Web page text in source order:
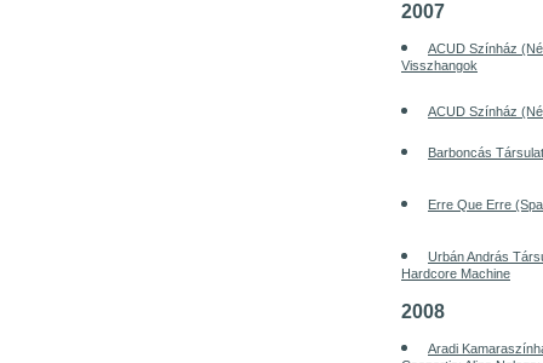
2007
ACUD Színház
Visszhangok
ACUD Színház
Barboncás
Erre Que Erre
Urbán András
Hardcore Machine
2008
Aradi